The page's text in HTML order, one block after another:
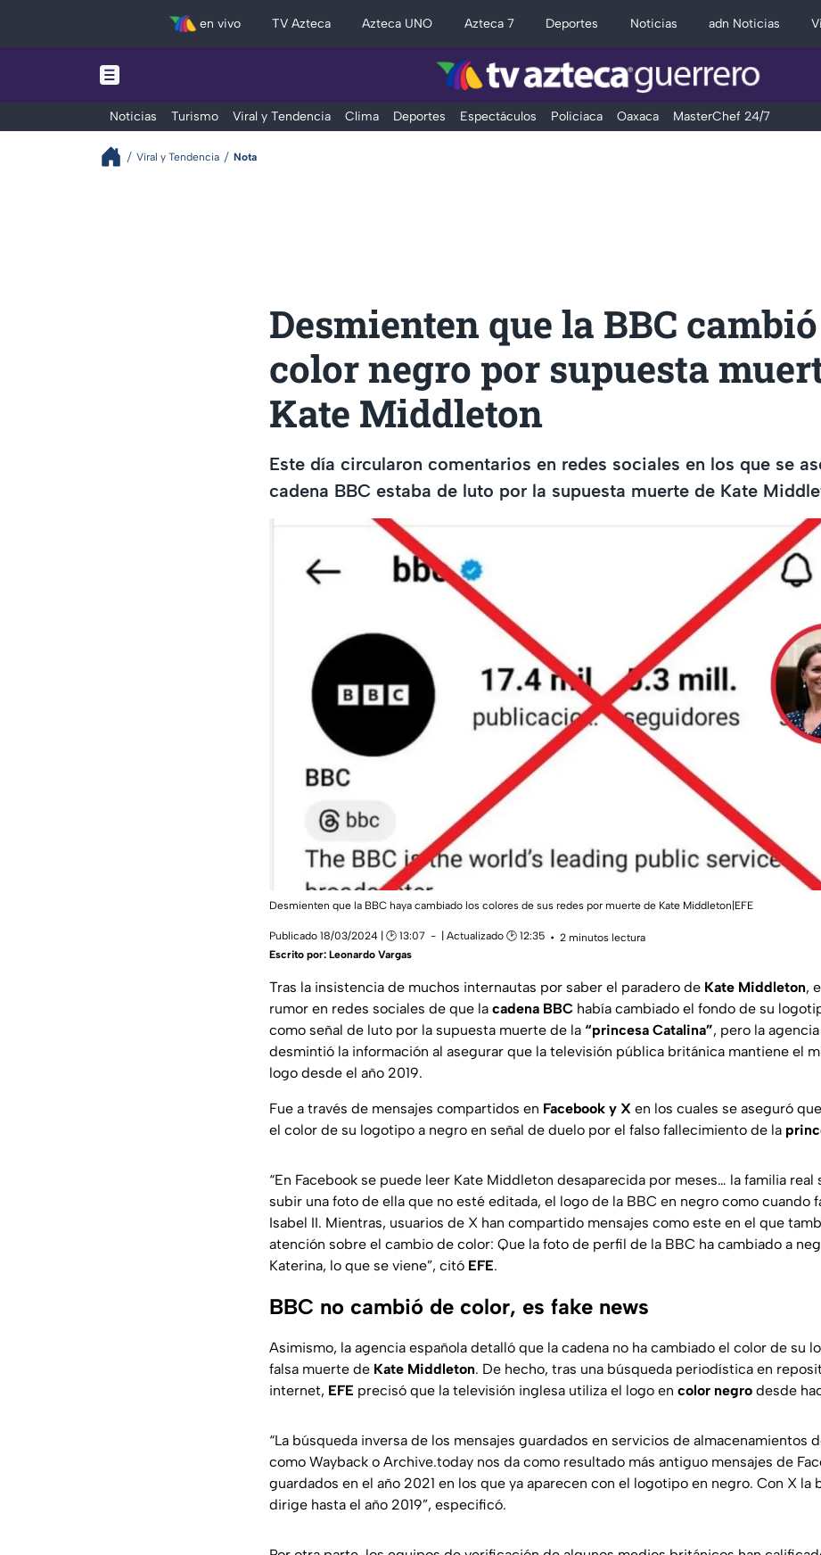
en vivo TV Azteca Azteca UNO Azteca 7 Deportes Noticias adn Noticias
Noticias Turismo Viral y Tendencia Clima Deportes Espectáculos Policiaca Oaxaca MasterChef 24/7
Viral y Tendencia Nota
Desmienten que la BBC
color negro por supuesta
Kate Middleton
Este día circularon comentarios en redes sociales en los que se
cadena BBC estaba de luto por la supuesta muerte de Kate
Desmienten que la BBC haya cambiado los colores de sus redes por muerte de Kate Middleton|EFE
Publicado 18/03/2024 | 🕑 13:07 | Actualizado 🕑 12:35
2 minutos lectura
Escrito por: Leonardo Vargas
Tras la insistencia de muchos internautas por saber el paradero de Kate Middleton,
rumor en redes sociales de que la cadena BBC había cambiado el fondo de su
como señal de luto por la supuesta muerte de la “princesa Catalina”, pero la
desmintió la información al asegurar que la televisión pública británica mantiene el
logo desde el año 2019.
Fue a través de mensajes compartidos en Facebook y X en los cuales se aseguró
el color de su logotipo a negro en señal de duelo por el falso fallecimiento de la
“En Facebook se puede leer Kate Middleton desaparecida por meses… la familia real
subir una foto de ella que no esté editada, el logo de la BBC en negro como cuando
Isabel II. Mientras, usuarios de X han compartido mensajes como este en el que
atención sobre el cambio de color: Que la foto de perfil de la BBC ha cambiado a
Katerina, lo que se viene”, citó EFE.
BBC no cambió de color, es fake news
Asimismo, la agencia española detalló que la cadena no ha cambiado el color de su
falsa muerte de Kate Middleton. De hecho, tras una búsqueda periodística en
internet, EFE precisó que la televisión inglesa utiliza el logo en color negro desde
“La búsqueda inversa de los mensajes guardados en servicios de almacenamientos
como Wayback o Archive.today nos da como resultado más antiguo mensajes de
guardados en el año 2021 en los que ya aparecen con el logotipo en negro. Con X la
dirige hasta el año 2019”, especificó.